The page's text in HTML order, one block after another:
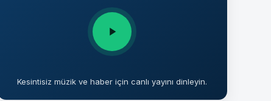
Kesintisiz müzik ve haber için canlı yayını dinleyin.